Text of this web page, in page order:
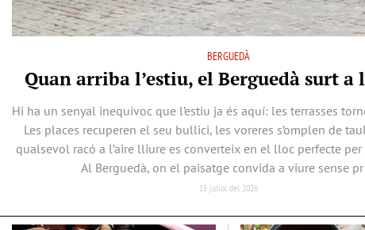
BERGUEDÀ
Quan arriba l’estiu, el Berguedà surt a
Hi ha un senyal inequívoc que l’estiu ja és aquí: les terrasses
Les places recuperen el seu bullici, les voreres s’omplen de
qualsevol racó a l’aire lliure es converteix en el lloc perfecte per
Al Berguedà, on el paisatge convida a viure sense
15 juliol del 2026